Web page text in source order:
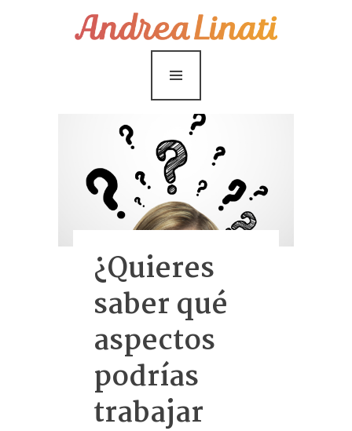
¿Cómo funciona?
Servicios
Coaching Gratis
Conóceme
Contáctame
Blog
¿Quieres
saber qué
aspectos
podrías
trabajar